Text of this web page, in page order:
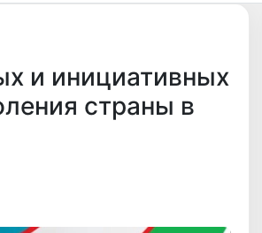
и инициативных
страны в